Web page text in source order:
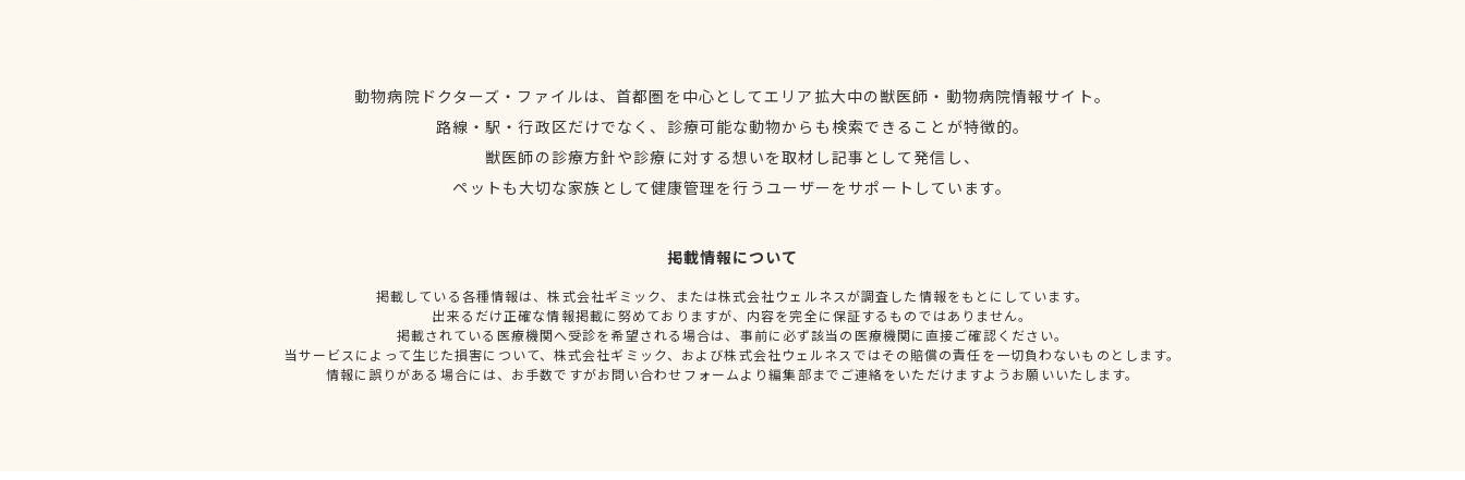
動物病院ドクターズ・ファイルは、首都圏を中心としてエリア拡大中の獣医師・動物病院情報サイト。
路線・駅・行政区だけでなく、診療可能な動物からも検索できることが特徴的。
獣医師の診療方針や診療に対する想いを取材し記事として発信し、
ペットも大切な家族として健康管理を行うユーザーをサポートしています。
掲載情報について
掲載している各種情報は、株式会社ギミック、または株式会社ウェルネスが調査した情報をもとにしています。
出来るだけ正確な情報掲載に努めておりますが、内容を完全に保証するものではありません。
掲載されている医療機関へ受診を希望される場合は、事前に必ず該当の医療機関に直接ご確認ください。
当サービスによって生じた損害について、株式会社ギミック、および株式会社ウェルネスではその賠償の責任を一切負わないものとします。
情報に誤りがある場合には、お手数ですがお問い合わせフォームより編集部までご連絡をいただけますようお願いいたします。